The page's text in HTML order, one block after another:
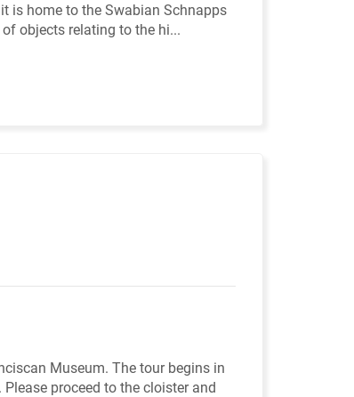
is home to the Swabian Schnapps
objects relating to the hi...
Museum. The tour begins in
proceed to the cloister and